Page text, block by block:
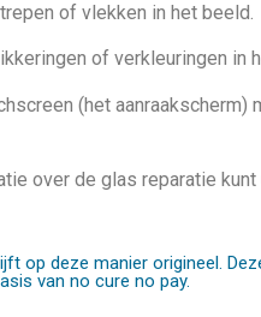
of vlekken in het beeld.
of verkleuringen in
(het aanraakscherm)
over de glas reparatie kunt
op deze manier origineel.
van no cure no pay.